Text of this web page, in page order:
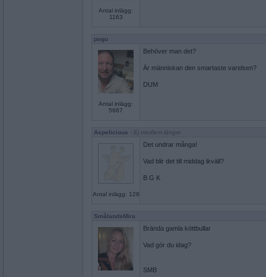
Antal inlägg:
1163
pogu
Antal inlägg:
5687
Behöver man det?
Är människan den smartaste varelsen?
DUM
Aspelicious - Ej medlem längre
Antal inlägg: 128
Det undrar många!
Vad blir det till middag ikväll?
B G K
SmålandsMira
Brända gamla köttbullar
Vad gör du idag?
SMB